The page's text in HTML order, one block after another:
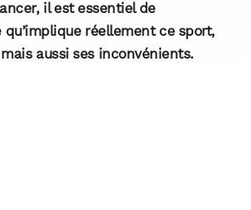
il est essentiel de
réellement ce sport,
aussi ses inconvénients.